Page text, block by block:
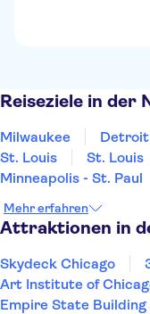
Reiseziele in der
Milwaukee Detroit
St. Louis
St. Louis
Minneapolis - St. Paul
Gatlinburg
Mehr erfahren
Attraktionen in
Skydeck Chicago
Art Institute of
Empire State Building